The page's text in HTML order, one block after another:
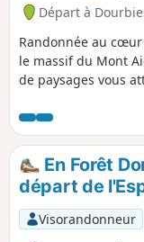
Départ à
Randonnée au
le massif du Mont
de paysages vous
Méditerranée. Vous
forêts de feuillus,
tourbières, avec en
beau temps, une
la mer lors du
dessus des
randonnée suit par
En Forêt
départ de
Visorandonneur